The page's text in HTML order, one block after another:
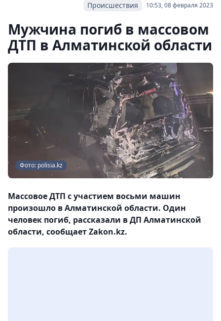
10:53, 08 февраля 2023
Происшествия
Мужчина погиб в массовом
ДТП в Алматинской области
Фото: polisia.kz
Массовое ДТП с участием восьми машин
произошло в Алматинской области. Один
человек погиб, рассказали в ДП Алматинской
области, сообщает Zakon.kz.